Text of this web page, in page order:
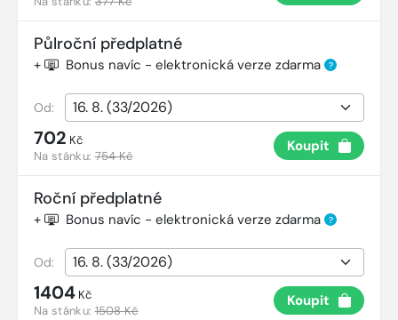
Půlroční předplatné
+ Bonus navíc - elektronická verze zdarma ?
Od:
702 Kč
Na stánku:754 Kč
Koupit
Roční předplatné
+ Bonus navíc - elektronická verze zdarma ?
Od:
1404 Kč
Na stánku:1508 Kč
Koupit